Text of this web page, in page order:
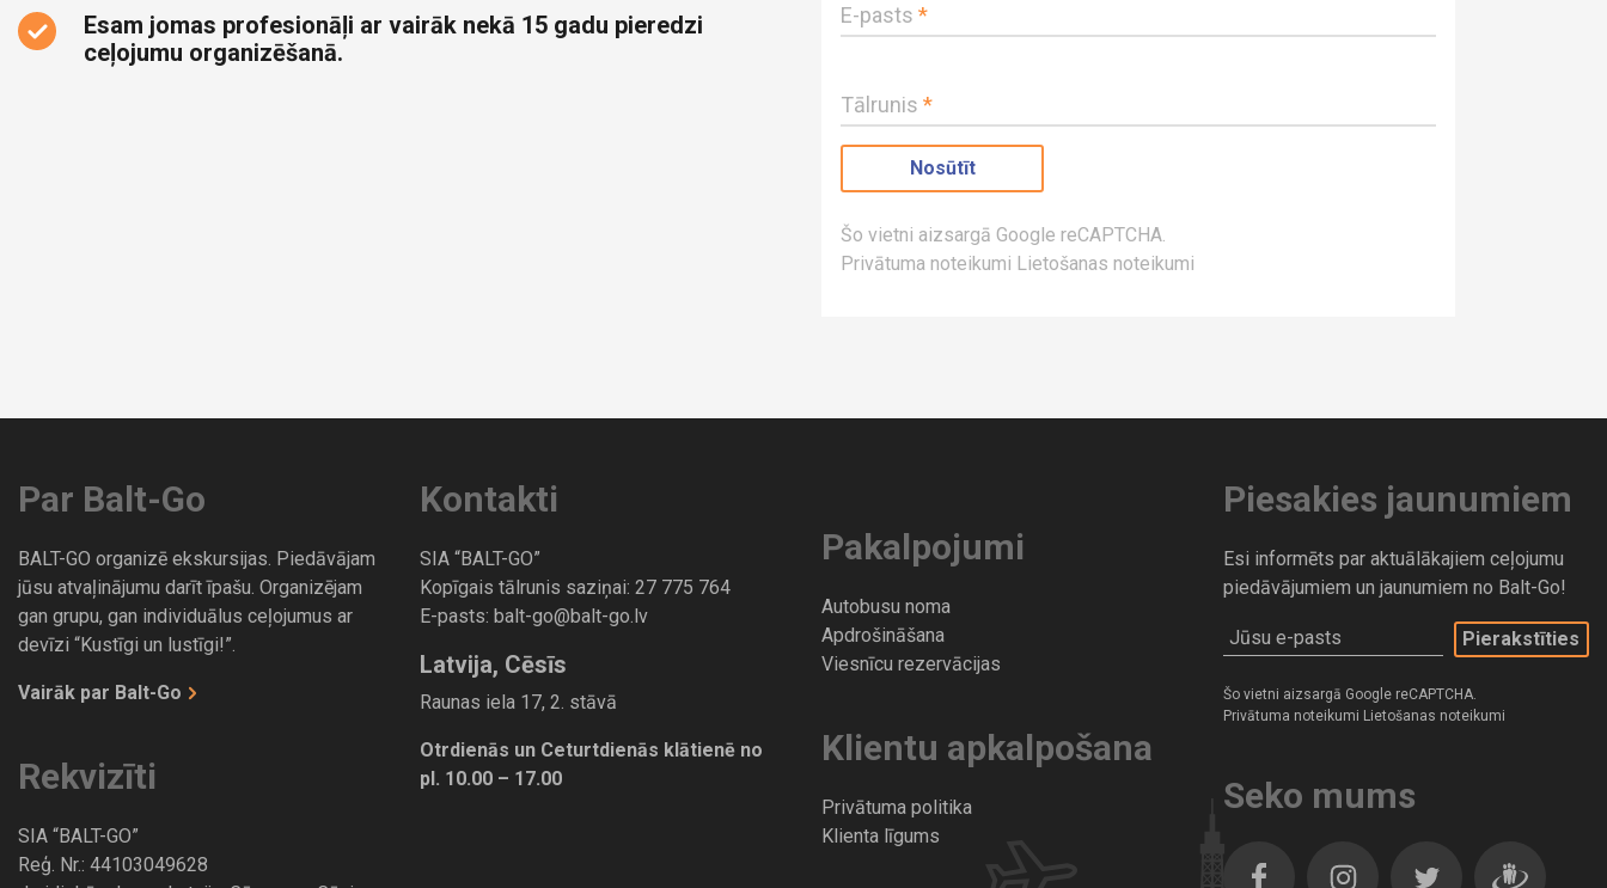
Esam jomas profesionāļi ar vairāk nekā 15 gadu pieredzi
ceļojumu organizēšanā.
E-pasts *
Tālrunis *
Šo vietni aizsargā Google reCAPTCHA.
Privātuma noteikumi Lietošanas noteikumi
Par Balt-Go
BALT-GO organizē ekskursijas. Piedāvājam
jūsu atvaļinājumu darīt īpašu. Organizējam
gan grupu, gan individuālus ceļojumus ar
devīzi “Kustīgi un lustīgi!”.
Vairāk par Balt-Go
Rekvizīti
SIA “BALT-GO”
Reģ. Nr.: 44103049628
Kontakti
SIA “BALT-GO”
Kopīgais tālrunis saziņai: 27 775 764
E-pasts: balt-go@balt-go.lv
Latvija, Cēsīs
Raunas iela 17, 2. stāvā
Otrdienās un Ceturtdienās klātienē no
pl. 10.00 – 17.00
Pakalpojumi
Autobusu noma
Apdrošināšana
Viesnīcu rezervācijas
Klientu apkalpošana
Privātuma politika
Klienta līgums
Piesakies jaunumiem
Esi informēts par aktuālākajiem ceļojumu
piedāvājumiem un jaunumiem no Balt-Go!
Jūsu e-pasts
Šo vietni aizsargā Google reCAPTCHA.
Privātuma noteikumi Lietošanas noteikumi
Seko mums